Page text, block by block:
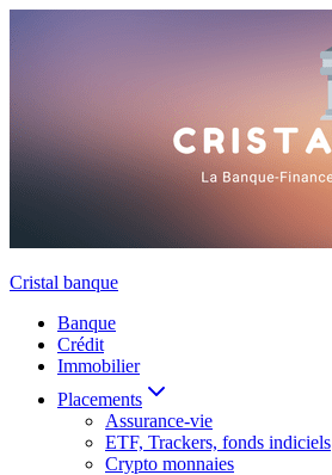
Cristal banque
Banque
Crédit
Immobilier
Placements
Assurance-vie
ETF, Trackers, fonds indiciels
Crypto monnaies